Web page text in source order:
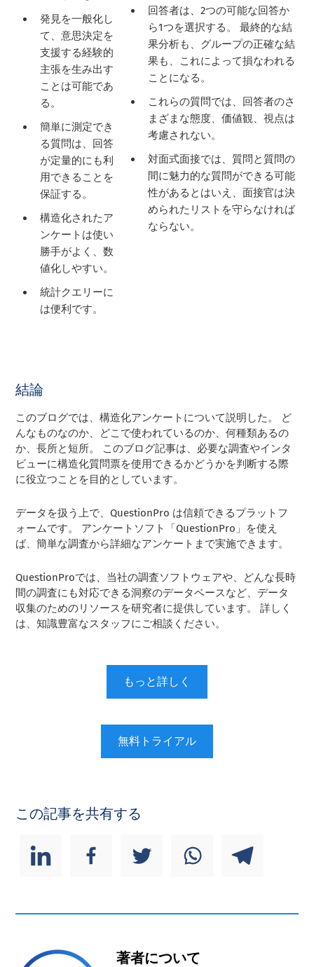
発見を一般化し
て、意思決定を
支援する経験的
主張を生み出す
ことは可能であ
る。
簡単に測定でき
る質問は、回答
が定量的にも利
用できることを
保証する。
構造化されたア
ンケートは使い
勝手がよく、数
値化しやすい。
統計クエリーに
は便利です。
回答者は、2つの可能な回答か
ら1つを選択する。 最終的な結
果分析も、グループの正確な結
果も、これによって損なわれる
ことになる。
これらの質問では、回答者のさ
まざまな態度、価値観、視点は
考慮されない。
対面式面接では、質問と質問の
間に魅力的な質問ができる可能
性があるとはいえ、面接官は決
められたリストを守らなければ
ならない。
結論
このブログでは、構造化アンケートについて説明した。 ど
んなものなのか、どこで使われているのか、何種類あるの
か、長所と短所。 このブログ記事は、必要な調査やインタ
ビューに構造化質問票を使用できるかどうかを判断する際
に役立つことを目的としています。
データを扱う上で、QuestionPro は信頼できるプラットフ
ォームです。 アンケートソフト「QuestionPro」を使え
ば、簡単な調査から詳細なアンケートまで実施できます。
QuestionProでは、当社の調査ソフトウェアや、どんな長時
間の調査にも対応できる洞察のデータベースなど、データ
収集のためのリソースを研究者に提供しています。 詳しく
は、知識豊富なスタッフにご相談ください。
もっと詳しく
無料トライアル
この記事を共有する
著者について